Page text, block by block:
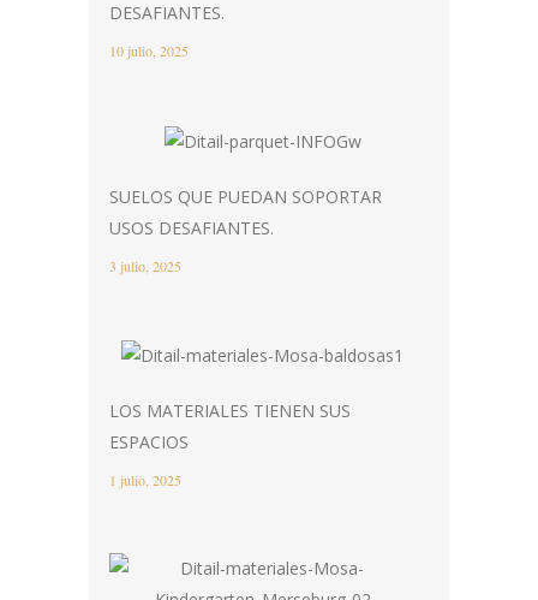
DESAFIANTES.
10 julio, 2025
SUELOS QUE PUEDAN SOPORTAR
USOS DESAFIANTES.
3 julio, 2025
LOS MATERIALES TIENEN SUS
ESPACIOS
1 julio, 2025